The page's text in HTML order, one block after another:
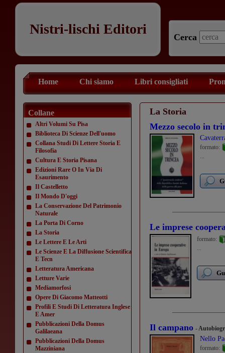
Nistri-lischi Editori
Cerca
Home Chi siamo Libri consigliati
Collane
Altri Volumi Su Pisa
Biblioteca Di Scienze Dell'uomo
Collana Studi Di Lettere Storia E
Filosofia
Cultura E Storia Pisana
Edizioni Rare O In Via Di
Esaurimento
Il Castelletto
Il Mondo D'oggi
La Conservazione Del Patrimonio
Naturale
La Porta Di Corno
La Storia
Le Lettere E Le Arti
Le Scienze E La Diffusione Scientifica
E Tecn
Letteratura Americana
Letture Varie
Mediamorfosi
Opere Di Giacomo Matteotti
Profili E Studi Di Letteratura Inglese
E Amer
Pubblicazioni Della Domus
Galilaeana
Pubblicazioni Della Domus
Mazziniana
La Storia
Mezzo secolo in
formato:
...
Le imprese
formato:
...
Il campano -
Nello
formato: